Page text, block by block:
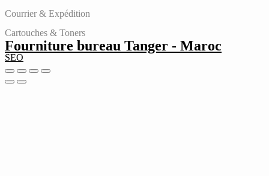
Courrier & Expédition
Cartouches & Toners
Fourniture bureau Tanger - Maroc
SEO